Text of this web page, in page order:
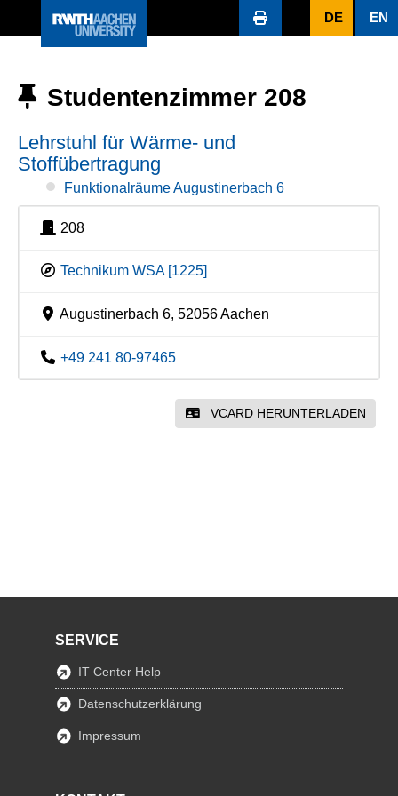
DE EN
Studentenzimmer 208
Lehrstuhl für Wärme- und
Stoffübertragung
Funktionalräume Augustinerbach 6
208
Technikum WSA [1225]
Augustinerbach 6, 52056 Aachen
+49 241 80-97465
VCARD HERUNTERLADEN
SERVICE
IT Center Help
Datenschutzerklärung
Impressum